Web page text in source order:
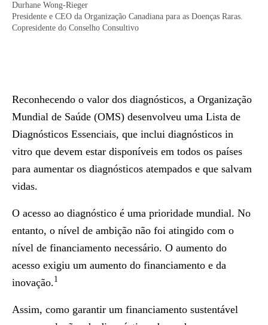
Durhane Wong-Rieger
Presidente e CEO da Organização Canadiana para as Doenças Raras.
Copresidente do Conselho Consultivo
Reconhecendo o valor dos diagnósticos, a Organização
Mundial de Saúde (OMS) desenvolveu uma Lista de
Diagnósticos Essenciais, que inclui diagnósticos in
vitro que devem estar disponíveis em todos os países
para aumentar os diagnósticos atempados e que salvam
vidas.
O acesso ao diagnóstico é uma prioridade mundial. No
entanto, o nível de ambição não foi atingido com o
nível de financiamento necessário. O aumento do
acesso exigiu um aumento do financiamento e da
inovação.1
Assim, como garantir um financiamento sustentável